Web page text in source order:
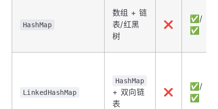
HashMap
数组 + 链
表/红黑
树
❌
✅/
✅
LinkedHashMap
HashMap
+ 双向链
表
❌
✅/
✅